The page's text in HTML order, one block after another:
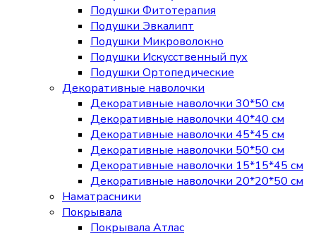
Подушки Фитотерапия
Подушки Эвкалипт
Подушки Микроволокно
Подушки Искусственный пух
Подушки Ортопедические
Декоративные наволочки
Декоративные наволочки 30*50 см
Декоративные наволочки 40*40 см
Декоративные наволочки 45*45 см
Декоративные наволочки 50*50 см
Декоративные наволочки 15*15*45 см
Декоративные наволочки 20*20*50 см
Наматрасники
Покрывала
Покрывала Атлас